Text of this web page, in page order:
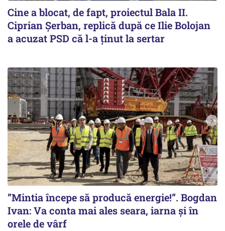
Cine a blocat, de fapt, proiectul Bala II.
Ciprian Șerban, replică după ce Ilie Bolojan
a acuzat PSD că l-a ținut la sertar
”Mintia începe să producă energie!”. Bogdan
Ivan: Va conta mai ales seara, iarna și în
orele de vârf